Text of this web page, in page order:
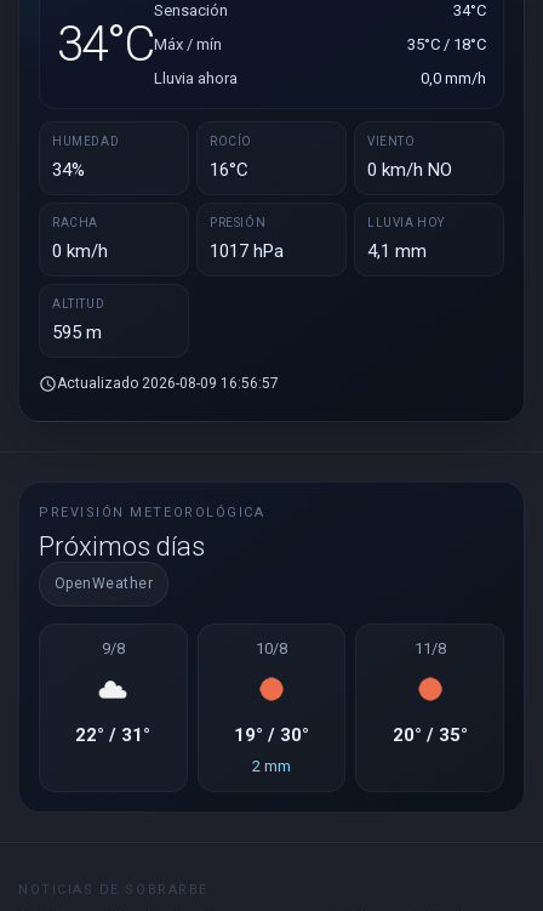
34°C
Sensación
34°C
Máx / mín
35°C / 18°C
Lluvia ahora
0,0 mm/h
HUMEDAD
34%
ROCÍO
16°C
VIENTO
0 km/h NO
RACHA
0 km/h
PRESIÓN
1017 hPa
LLUVIA HOY
4,1 mm
ALTITUD
595 m
scheduleActualizado 2026-08-09 16:56:57
PREVISIÓN METEOROLÓGICA
Próximos días
OpenWeather
9/8
22° / 31°
10/8
19° / 30°
2 mm
11/8
20° / 35°
NOTICIAS DE SOBRARBE